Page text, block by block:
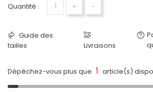
Quantité : + -
Guide des
tailles
Livraisons
Dépêchez-vous plus que 1 article(s)